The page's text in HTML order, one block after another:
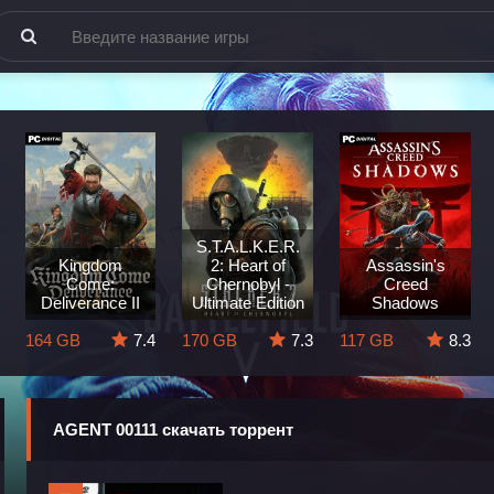
Kingdom
Come:
Deliverance II
164 GB
7.4
S.T.A.L.K.E.R.
2: Heart of
Chernobyl -
Ultimate Edition
170 GB
7.3
Assassin's
Creed
Shadows
117 GB
8.3
AGENT 00111 скачать торрент